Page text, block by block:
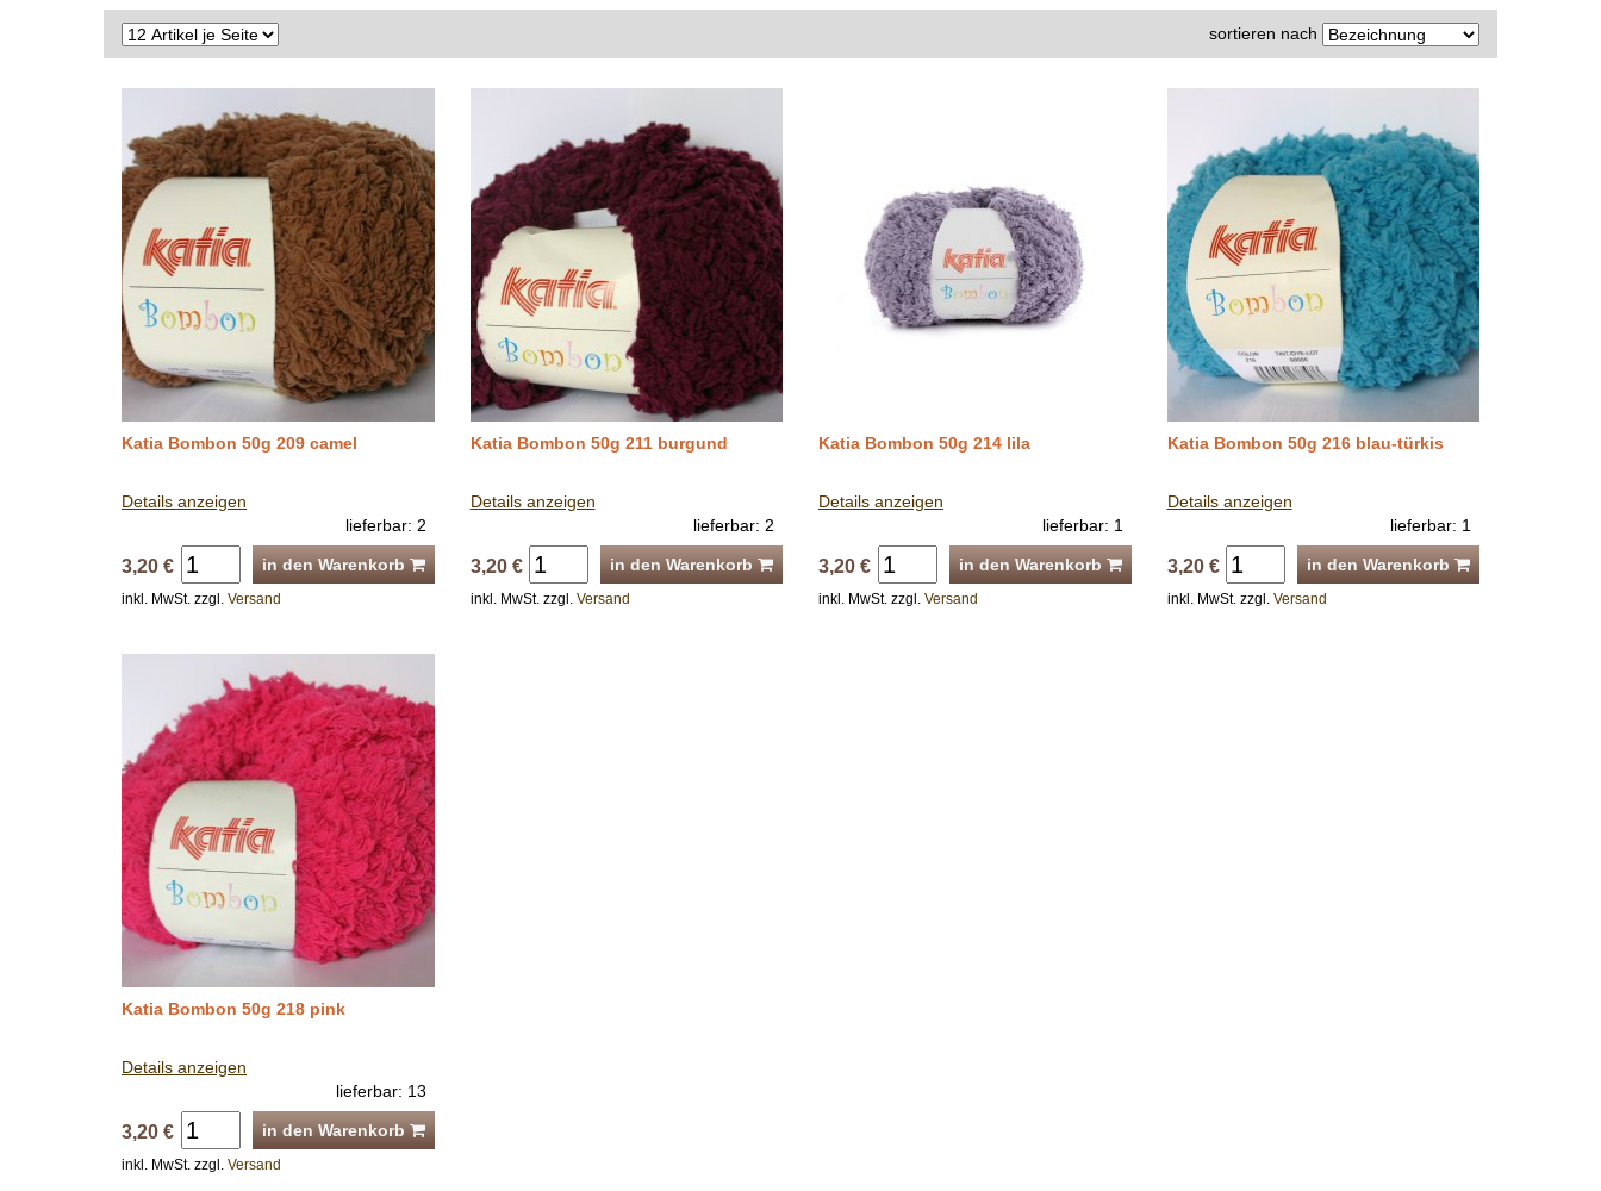
sortieren nach
Katia Bombon 50g 209 camel
Details anzeigen
lieferbar: 2
3,20 € in den Warenkorb
inkl. MwSt. zzgl. Versand
Katia Bombon 50g 211 burgund
Details anzeigen
lieferbar: 2
3,20 € in den Warenkorb
inkl. MwSt. zzgl. Versand
Katia Bombon 50g 214 lila
Details anzeigen
lieferbar: 1
3,20 € in den Warenkorb
inkl. MwSt. zzgl. Versand
Katia Bombon 50g 216 blau-türkis
Details anzeigen
lieferbar: 1
3,20 € in den Warenkorb
inkl. MwSt. zzgl. Versand
Katia Bombon 50g 218 pink
Details anzeigen
lieferbar: 13
3,20 € in den Warenkorb
inkl. MwSt. zzgl. Versand